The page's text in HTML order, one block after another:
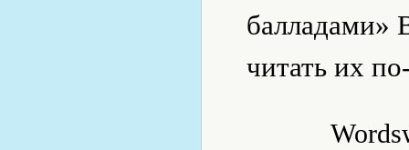
балладами»
читать их